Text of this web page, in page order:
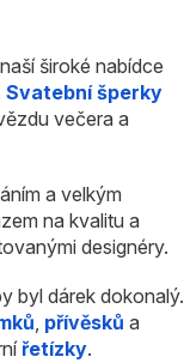
široké nabídce
Svatební šperky
večera a
a velkým
na kvalitu a
designéry.
byl dárek dokonalý.
, přívěsků a
řetízky.